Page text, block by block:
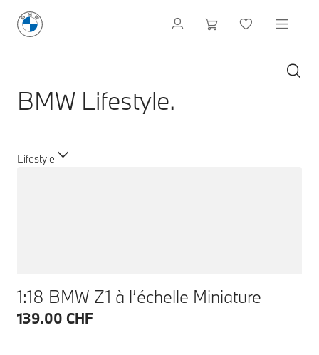
BMW Lifestyle.
Lifestyle
1:18 BMW Z1 à l’échelle Miniature
139.00 CHF